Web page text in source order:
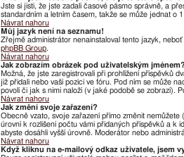
Jste si jisti, že jste zadali časové pásmo správně, a
standardním a letním časem, takže se může jednat o
Návrat nahoru
Můj jazyk není na seznamu!
Zřejmě administrátor nenainstaloval tento jazyk,
phpBB Group.
Návrat nahoru
Jak zobrazím obrázek pod uživatelským jménem?
Možná, že jste zaregistrovali při prohlížení příspěvků
již přidali nebo vaší pozici ve fóru. Pod ním se může
povolí či jak s nimi naloží (v jaké podobě se zobrazí).
Návrat nahoru
Jak změní svoje zařazení?
Obecně vzato, svoje zařazení přímo změnit
úrovní k rozlišení počtu vámi přidaných příspěvků a k
abyste dosáhli vyšší úrovně. Moderátor nebo
Návrat nahoru
Když kliknu na e-mailový odkaz uživatele, jsem